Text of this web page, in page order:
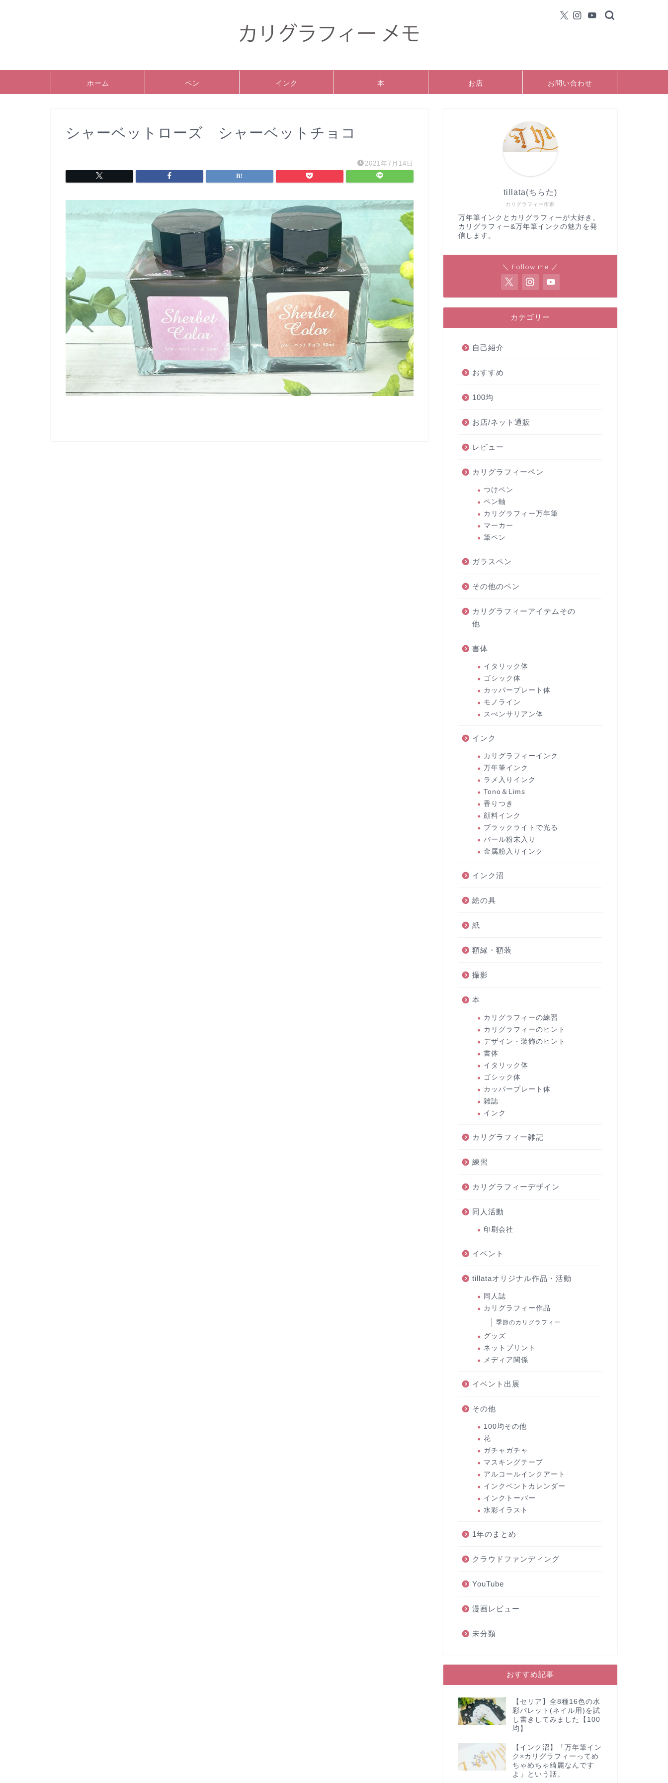
ホーム ペン インク 本 お店 お問い合わせ
シャーベットローズ シャーベットチョコ
2021年7月14日
カリグラフィー作家
tillata(ちらた)
万年筆インクとカリグラフィーが大好き。
カリグラフィー&万年筆インクの魅力を発
信します。
＼ Follow me ／
カテゴリー
自己紹介
おすすめ
100均
お店/ネット通販
レビュー
カリグラフィーペン
つけペン
ペン軸
カリグラフィー万年筆
マーカー
筆ペン
ガラスペン
その他のペン
カリグラフィーアイテムその
他
書体
イタリック体
ゴシック体
カッパープレート体
モノライン
スぺンサリアン体
インク
カリグラフィーインク
万年筆インク
ラメ入りインク
Tono＆Lims
香りつき
顔料インク
ブラックライトで光る
パール粉末入り
金属粉入りインク
インク沼
絵の具
紙
額縁・額装
撮影
本
カリグラフィーの練習
カリグラフィーのヒント
デザイン・装飾のヒント
書体
イタリック体
ゴシック体
カッパープレート体
雑誌
インク
カリグラフィー雑記
練習
カリグラフィーデザイン
同人活動
印刷会社
イベント
tillataオリジナル作品・活動
同人誌
カリグラフィー作品
季節のカリグラフィー
グッズ
ネットプリント
メディア関係
イベント出展
その他
100均その他
花
ガチャガチャ
マスキングテープ
アルコールインクアート
インクベントカレンダー
インクトーバー
水彩イラスト
1年のまとめ
クラウドファンディング
YouTube
漫画レビュー
未分類
おすすめ記事
【セリア】全8種16色の水
彩パレット(ネイル用)を試
し書きしてみました【100
均】
【インク沼】「万年筆イン
ク×カリグラフィーってめ
ちゃめちゃ綺麗なんです
よ」という話。